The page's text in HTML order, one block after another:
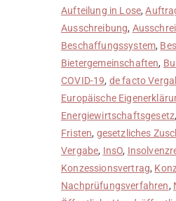
Aufteilung in Lose,
Ausschreibung,
Beschaffungssystem,
Bietergemeinschaften,
COVID-19, de facto
Europäische
Energiewirtschaftsgesetz
Fristen, gesetzliches
Vergabe, InsO,
Konzessionsvertrag,
Nachprüfungsverfahren,